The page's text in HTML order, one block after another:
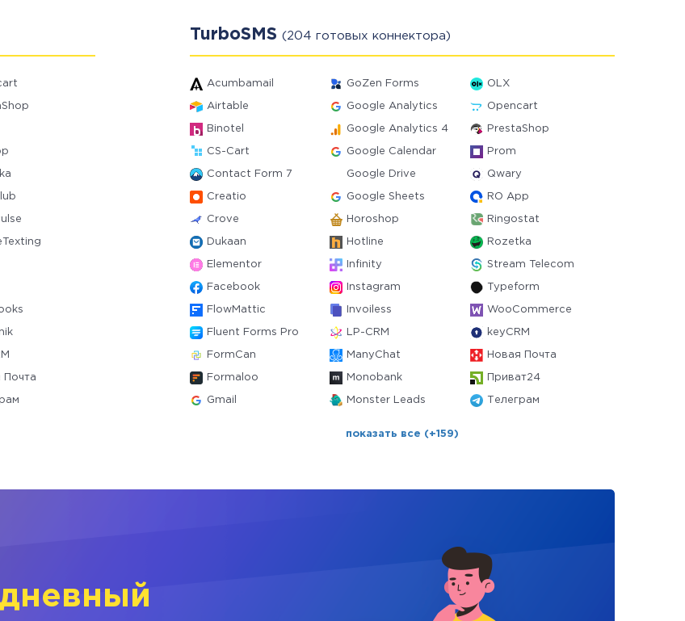
Почта
TurboSMS (204 готовых коннектора)
Acumbamail GoZen Forms OLX
Airtable Google Analytics Opencart
Binotel Google Analytics 4 PrestaShop
CS-Cart Google Calendar Prom
Contact Form 7 Google Drive Qwary
Creatio Google Sheets RO App
Crove Horoshop Ringostat
Dukaan Hotline Rozetka
Elementor Infinity Stream Telecom
Facebook Instagram Typeform
FlowMattic Invoiless WooCommerce
Fluent Forms Pro LP-CRM keyCRM
FormCan ManyChat Новая Почта
Formaloo Monobank Приват24
Gmail Monster Leads Телеграм
показать все (+159)